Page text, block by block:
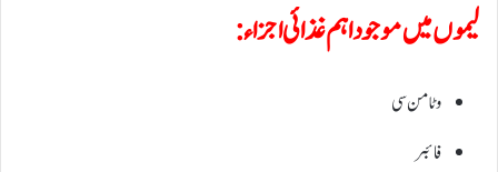
لیموں میں موجود اہم غذائی اجزاء:
وٹامن سی
فائبر